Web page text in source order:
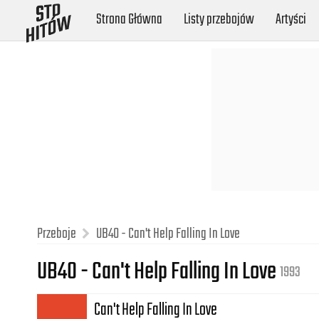
Strona Główna Listy przebojów Artyści
Przeboje UB40 - Can't Help Falling In Love
UB40 - Can't Help Falling In Love1993
Can't Help Falling In Love